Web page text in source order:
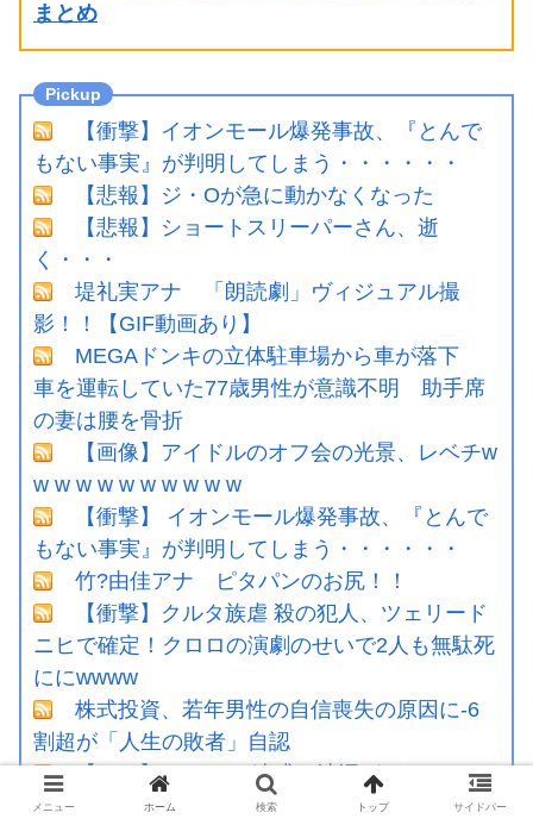
まとめ
【衝撃】イオンモール爆発事故、『とんで
もない事実』が判明してしまう・・・・・・
【悲報】ジ・Oが急に動かなくなった
【悲報】ショートスリーパーさん、逝
く・・・
堤礼実アナ 「朗読劇」ヴィジュアル撮
影！！【GIF動画あり】
MEGAドンキの立体駐車場から車が落下
車を運転していた77歳男性が意識不明 助手席
の妻は腰を骨折
【画像】アイドルのオフ会の光景、レベチw
w w w w w w w w w w
【衝撃】 イオンモール爆発事故、『とんで
もない事実』が判明してしまう・・・・・・
竹?由佳アナ ピタパンのお尻！！
【衝撃】クルタ族虐 殺の犯人、ツェリード
ニヒで確定！クロロの演劇のせいで2人も無駄死
ににwwww
株式投資、若年男性の自信喪失の原因に-6
割超が「人生の敗者」自認
【ＧＪ】 クラスに迷惑な池沼がいた。リー
ダー格のＡ「なんで支援学級に入れないんです
メニュー ホーム 検索 トップ サイドバー